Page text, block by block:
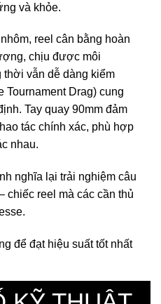
và khỏe.
reel cân bằng hoàn
chịu được môi
vẫn dễ dàng kiểm
Tournament Drag) cung
Tay quay 90mm đảm
tác chính xác, phù hợp
nhau.
nghĩa lại trải nghiệm câu
chiếc reel mà các cần thủ
để đạt hiệu suất tốt nhất